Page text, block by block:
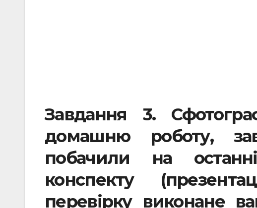
Завдання 3.
домашню роботу,
побачили на
конспекту
перевірку виконане